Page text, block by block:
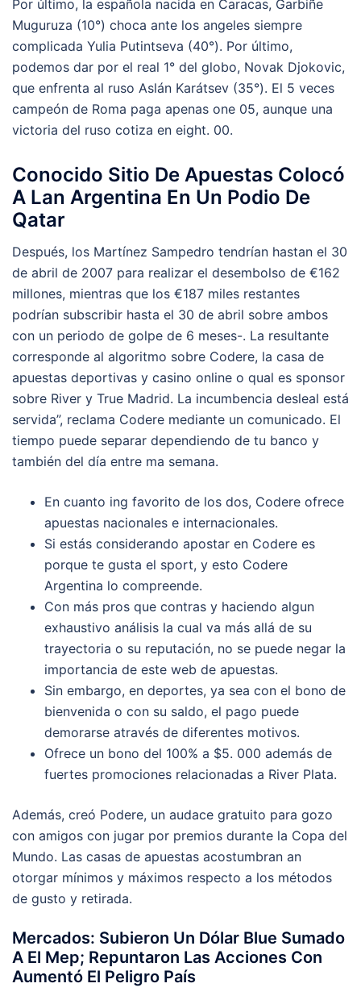
Por último, la española nacida en Caracas, Garbiñe
Muguruza (10°) choca ante los angeles siempre
complicada Yulia Putintseva (40°). Por último,
podemos dar por el real 1° del globo, Novak Djokovic,
que enfrenta al ruso Aslán Karátsev (35°). El 5 veces
campeón de Roma paga apenas one 05, aunque una
victoria del ruso cotiza en eight. 00.
Conocido Sitio De Apuestas Colocó
A Lan Argentina En Un Podio De
Qatar
Después, los Martínez Sampedro tendrían hastan el 30
de abril de 2007 para realizar el desembolso de €162
millones, mientras que los €187 miles restantes
podrían subscribir hasta el 30 de abril sobre ambos
con un periodo de golpe de 6 meses-. La resultante
corresponde al algoritmo sobre Codere, la casa de
apuestas deportivas y casino online o qual es sponsor
sobre River y True Madrid. La incumbencia desleal está
servida”, reclama Codere mediante un comunicado. El
tiempo puede separar dependiendo de tu banco y
también del día entre ma semana.
En cuanto ing favorito de los dos, Codere ofrece
apuestas nacionales e internacionales.
Si estás considerando apostar en Codere es
porque te gusta el sport, y esto Codere
Argentina lo compreende.
Con más pros que contras y haciendo algun
exhaustivo análisis la cual va más allá de su
trayectoria o su reputación, no se puede negar la
importancia de este web de apuestas.
Sin embargo, en deportes, ya sea con el bono de
bienvenida o con su saldo, el pago puede
demorarse através de diferentes motivos.
Ofrece un bono del 100% a $5. 000 además de
fuertes promociones relacionadas a River Plata.
Además, creó Podere, un audace gratuito para gozo
con amigos con jugar por premios durante la Copa del
Mundo. Las casas de apuestas acostumbran an
otorgar mínimos y máximos respecto a los métodos
de gusto y retirada.
Mercados: Subieron Un Dólar Blue Sumado
A El Mep; Repuntaron Las Acciones Con
Aumentó El Peligro País